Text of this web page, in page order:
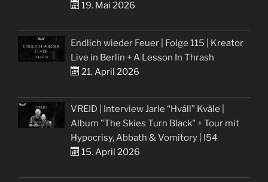
19. Mai 2026
Endlich wieder Feuer | Folge 115 | Kreator
Live in Berlin + A Lesson In Thrash
21. April 2026
VREID | Interview Jarle “Hváll” Kvåle |
Album "The Skies Turn Black" + Tour mit
Hypocrisy, Abbath & Vomitory | I54
15. April 2026